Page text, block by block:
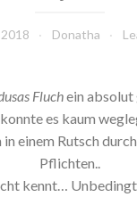
Donatha
Fluchein absolut
es kaum
in einem Rutsch
Pflichten..
kennt… Unbedingt